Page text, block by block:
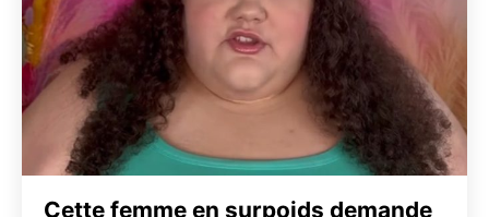
Cette femme en surpoids demande